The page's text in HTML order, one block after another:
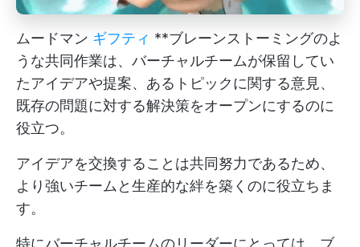
ムードマン ギフティ **ブレーンストーミングのよ
うな共同作業は、バーチャルチームが保留してい
たアイデアや提案、あるトピックに関する意見、
既存の問題に対する解決策をオープンにするのに
役立つ。
アイデアを交換することは共同努力であるため、
より強いチームと生産的な絆を築くのに役立ちま
す。
特にバーチャルチームのリーダーにとっては、ブ